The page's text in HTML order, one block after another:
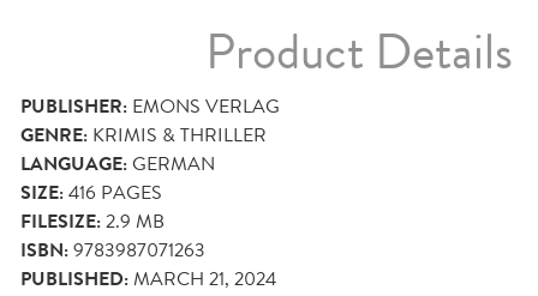
Product Details
PUBLISHER: EMONS VERLAG
GENRE: KRIMIS & THRILLER
LANGUAGE:GERMAN
SIZE:416 PAGES
FILESIZE:2.9 MB
ISBN:9783987071263
PUBLISHED:MARCH 21, 2024